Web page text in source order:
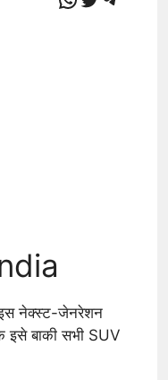
नेक्स्ट-जेनरेशन
इसे बाकी सभी SUV